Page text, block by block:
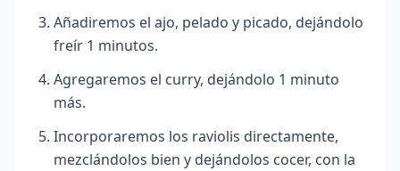
Añadiremos el ajo, pelado y picado, dejándolo
freír 1 minutos.
Agregaremos el curry, dejándolo 1 minuto
más.
Incorporaremos los raviolis directamente,
mezclándolos bien y dejándolos cocer, con la